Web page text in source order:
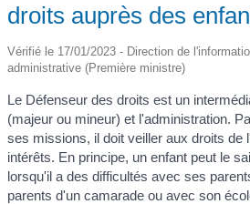
droits auprès des
Vérifié le 17/01/2023 - Direction de
administrative (Première ministre)
Le Défenseur des droits est un
(majeur ou mineur) et l'administration.
ses missions, il doit veiller aux droits de
intérêts. En principe, un enfant peut le
lorsqu'il a des difficultés avec ses
parents d'un camarade ou avec son